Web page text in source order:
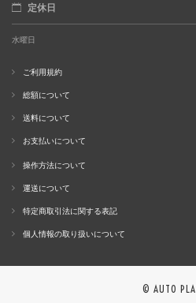
定休日
水曜日
ご利用規約
総額について
送料について
お支払いについて
操作方法について
運送について
特定商取引法に関する表記
個人情報の取り扱いについて
© AUTO